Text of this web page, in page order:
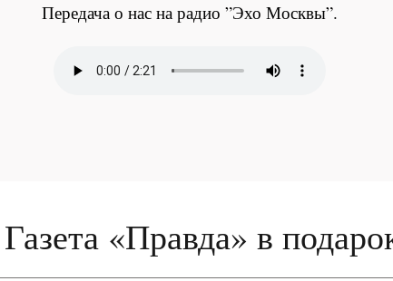
Передача о нас на радио ”Эхо Москвы”.
Газета «Правда» в